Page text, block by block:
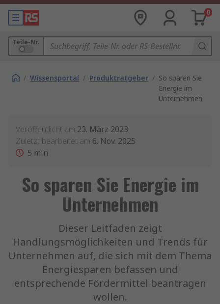
0
Teile-Nr.
/ Wissensportal / Produktratgeber / So sparen Sie
Energie im
Unternehmen
Veröffentlicht am 23. März 2023
Zuletzt bearbeitet am 6. Nov. 2025
5 min
So sparen Sie Energie im
Unternehmen
Dieser Leitfaden zeigt
Handlungsmöglichkeiten und Trends für
Unternehmen auf, die sich mit dem Thema
Energiesparen befassen und
entsprechende Fördermittel beantragen
wollen.